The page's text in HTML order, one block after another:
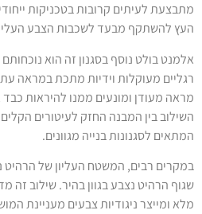
לעיתים קרובות בטכניקות
להשתקף מבעד לשכבות הצבע
בולט נוסף בסגנון זה הוא נוכחותם
מעוקלות וידיות מתכת במראה
מעודן ומונעים ממנו להיראות כבד
בין המבנה החזק לעיטורים הקלים
לסגנונות בנייה מגוונים.
רבים, המשטח העליון של הרהיט
הרהיט נצבע בגוון בהיר. שילוב זה
ומייצר ניגודיות צבעים מעניינת